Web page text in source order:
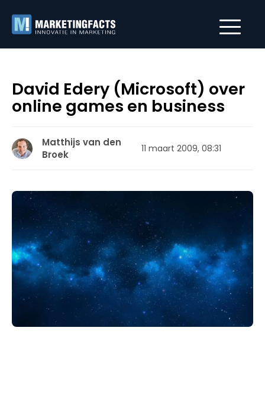
David Edery (Microsoft) over
online games en business
Matthijs van den
Broek
11 maart 2009, 08:31